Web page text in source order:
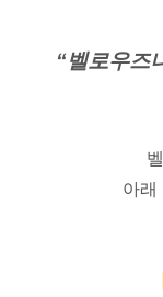
“벨로우즈
아래